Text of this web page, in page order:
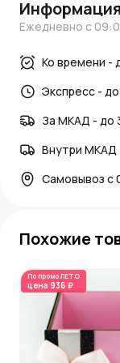
Ежедневно с
Ко времени -
Экспресс -
За МКАД - до
Внутри МКАД
Самовывоз с
Похожие
По промоЛЕТО
цена 936 ₽